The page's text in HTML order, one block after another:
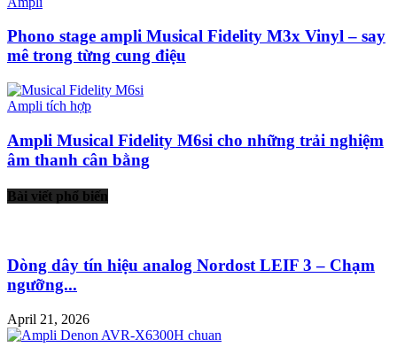
Phono stage ampli Musical Fidelity M3x Vinyl – say
mê trong từng cung điệu
Ampli tích hợp
Ampli Musical Fidelity M6si cho những trải nghiệm
âm thanh cân bằng
Bài viết phổ biến
Dòng dây tín hiệu analog Nordost LEIF 3 – Chạm
ngưỡng...
April 21, 2026